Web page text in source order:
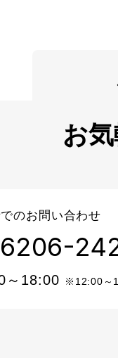
お
のお問い合わせ
～18:00 ※12:00～